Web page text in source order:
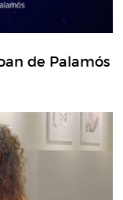
de Palamós